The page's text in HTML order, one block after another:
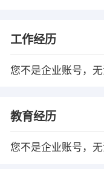
工作经历
您不是企业账号，
教育经历
您不是企业账号，